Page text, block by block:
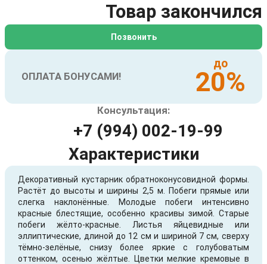
Товар закончился
Позвонить
ОПЛАТА БОНУСАМИ!
до
20%
Консультация:
+7 (994) 002-19-99
Характеристики
Декоративный кустарник обратноконусовидной формы.
Растёт до высоты и ширины 2,5 м. Побеги прямые или
слегка наклонённые. Молодые побеги интенсивно
красные блестящие, особенно красивы зимой. Старые
побеги жёлто-красные. Листья яйцевидные или
эллиптические, длиной до 12 см и шириной 7 см, сверху
тёмно-зелёные, снизу более яркие с голубоватым
оттенком, осенью жёлтые. Цветки мелкие кремовые в